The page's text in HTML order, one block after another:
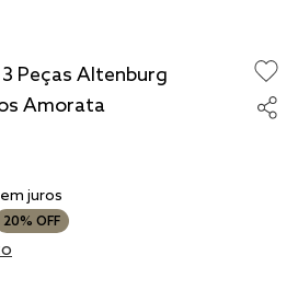
Peças Altenburg
Amorata
juros
20% OFF